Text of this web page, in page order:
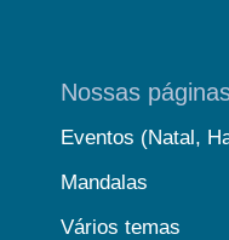
Nossas
Eventos (Natal,
Mandalas
Vários temas